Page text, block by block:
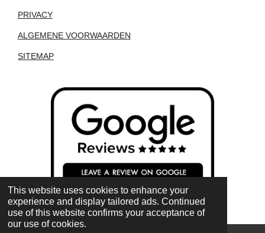
This website uses cookies to enhance your
experience and display tailored ads. Continued
use of this website confirms your acceptance of
our use of cookies.
PRIVACY
ALGEMENE VOORWAARDEN
SITEMAP